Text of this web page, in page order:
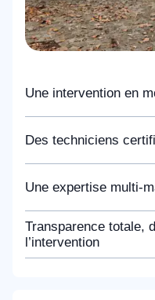
Une intervention en
pour rejoindre votre
grâce à un réseau de
stratégiquement
Des techniciens
technologies de
arrivent chez vous
équipé en outillage
d’origine, pour
Une expertise multi-
Chaque fabricant a
composants, sa
experts maîtrisent
Transparence totale,
l’intervention